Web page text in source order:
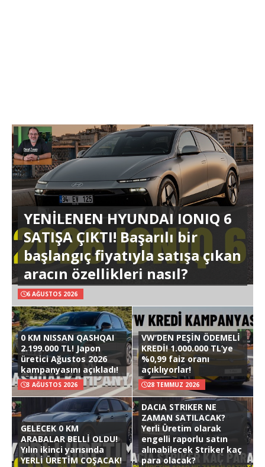
YENİLENEN HYUNDAI IONIQ 6
SATIŞA ÇIKTI! Başarılı bir
başlangıç fiyatıyla satışa çıkan
aracın özellikleri nasıl?
6 AĞUSTOS 2026
0 KM NISSAN QASHQAI
2.199.000 TL! Japon
üretici Ağustos 2026
kampanyasını açıkladı!
3 AĞUSTOS 2026
VW’DEN PEŞİN ÖDEMELİ
KREDİ! 1.000.000 TL’ye
%0,99 faiz oranı
açıklıyorlar!
28 TEMMUZ 2026
GELECEK 0 KM
ARABALAR BELLİ OLDU!
Yılın ikinci yarısında
YERLİ ÜRETİM COŞACAK!
DACIA STRIKER NE
ZAMAN SATILACAK?
Yerli Üretim olarak
engelli raporlu satın
alınabilecek Striker kaç
para olacak?